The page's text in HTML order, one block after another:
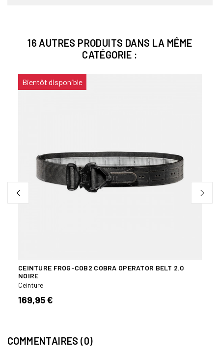
16 AUTRES PRODUITS DANS LA MÊME
CATÉGORIE :
Bientôt disponible
CEINTURE FROG-COB2 COBRA OPERATOR BELT 2.0
NOIRE
Ceinture
169,95 €
COMMENTAIRES (0)